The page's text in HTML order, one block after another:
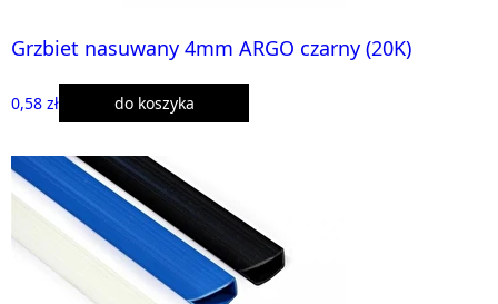
Grzbiet nasuwany 4mm ARGO czarny (20K)
0,58 zł do koszyka